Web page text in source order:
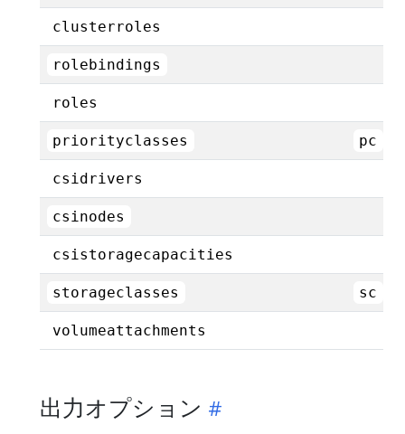
clusterroles
rolebindings
roles
priorityclasses pc
csidrivers
csinodes
csistoragecapacities
storageclasses sc
volumeattachments
出力オプション